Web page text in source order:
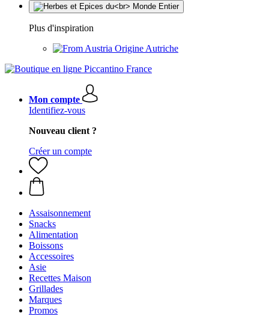
Plus d'inspiration
Origine Autriche
Mon compte
Identifiez-vous
Nouveau client ?
Créer un compte
Assaisonnement
Snacks
Alimentation
Boissons
Accessoires
Asie
Recettes Maison
Grillades
Marques
Promos